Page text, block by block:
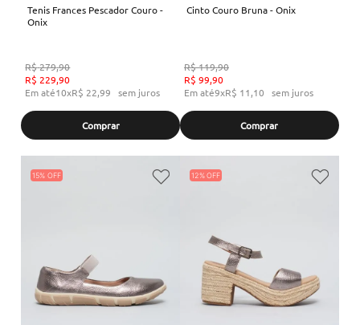
Tenis Frances Pescador Couro -
Onix
R$279,90
R$ 229,90
Em até10xR$ 22,99 sem juros
Comprar
Cinto Couro Bruna - Onix
R$119,90
R$ 99,90
Em até9xR$ 11,10 sem juros
Comprar
15% 12%